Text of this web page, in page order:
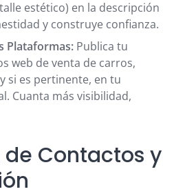
estético) en la descripción
y construye confianza.
Plataformas: Publica tu
web de venta de carros,
si es pertinente, en tu
Cuanta más visibilidad,
de Contactos y